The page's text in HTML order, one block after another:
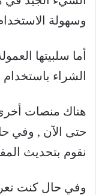
وسهولة
أما سلبيتها
الشراء باستخدام
هناك منصات
حتى الآن , وفي
نقوم بتحديث
وفي حال كنت